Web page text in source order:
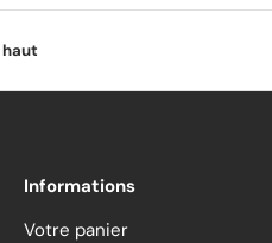
haut
Informations
Votre panier